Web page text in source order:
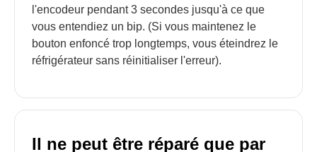
l'encodeur pendant 3 secondes jusqu'à ce que
vous entendiez un bip. (Si vous maintenez le
bouton enfoncé trop longtemps, vous éteindrez le
réfrigérateur sans réinitialiser l'erreur).
Il ne peut être réparé que par